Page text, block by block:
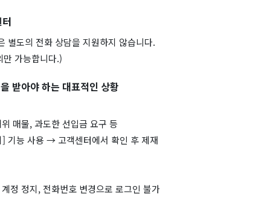
별도의 전화 상담을 지원하지 않습니다.
가능합니다.)
받아야 하는 대표적인 상황
매물, 과도한 선입금 요구 등
] 기능 사용 → 고객센터에서 확인 후 제재
정 정지, 전화번호 변경으로 로그인 불가